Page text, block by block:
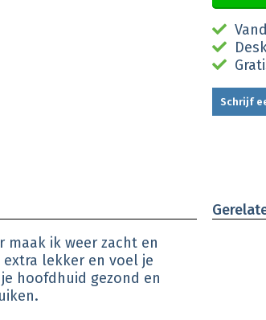
Schrijf
maak ik weer zacht en
lekker en voel je
hoofdhuid gezond en